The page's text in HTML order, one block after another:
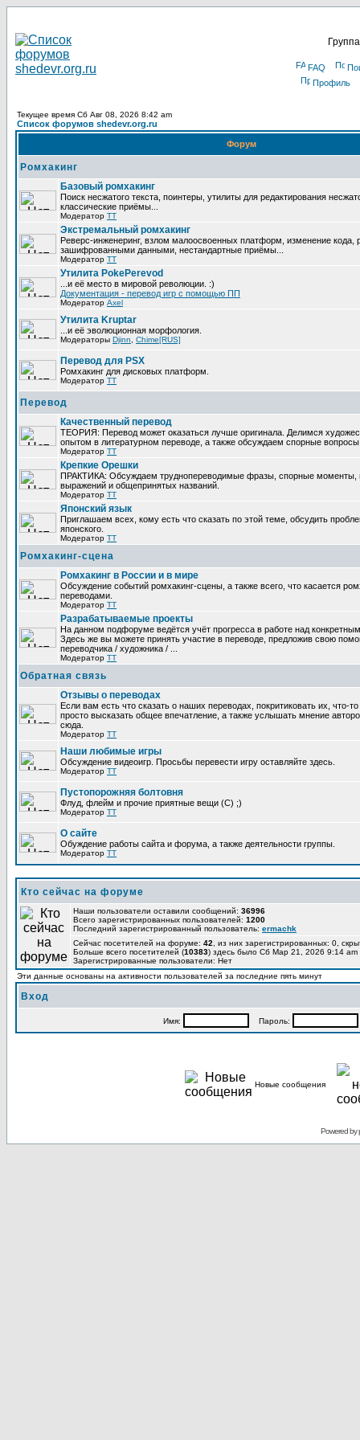
FAQ
Профиль
Текущее время Сб Авг 08, 2026 8:42 am
Список форумов shedevr.org.ru
Форум
Ромхакинг
Базовый ромхакинг
Поиск несжатого текста, поинтеры, утилиты для редактирования
классические приёмы...
Модератор TT
Экстремальный ромхакинг
Реверс-инженеринг, взлом малоосвоенных платформ, изменение кода,
зашифрованными данными, нестандартные приёмы...
Модератор TT
Утилита PokePerevod
...и её место в мировой революции. :)
Документация - перевод игр с помощью ПП
Модератор Axel
Утилита Kruptar
...и её эволюционная морфология.
Модераторы Djinn Chime[RUS]
Перевод для PSX
Ромхакинг для дисковых платформ.
Модератор TT
Перевод
Качественный перевод
ТЕОРИЯ: Перевод может оказаться лучше оригинала. Делимся
опытом в литературном переводе, а также обсуждаем спорные вопросы
Модератор TT
Крепкие Орешки
ПРАКТИКА: Обсуждаем труднопереводимые фразы, спорные моменты,
выражений и общепринятых названий.
Модератор TT
Японский язык
Приглашаем всех, кому есть что сказать по этой теме, обсудить
японского.
Модератор TT
Ромхакинг-сцена
Ромхакинг в России и в мире
Обсуждение событий ромхакинг-сцены, а также всего, что касается
переводами.
Модератор TT
Разрабатываемые проекты
На данном подфоруме ведётся учёт прогресса в работе над
Здесь же вы можете принять участие в переводе, предложив свою
переводчика / художника / ...
Модератор TT
Обратная связь
Отзывы о переводах
Если вам есть что сказать о наших переводах, покритиковать их, что-
просто высказать общее впечатление, а также услышать мнение
сюда.
Модератор TT
Наши любимые игры
Обсуждение видеоигр. Просьбы перевести игру оставляйте здесь.
Модератор TT
Пустопорожняя болтовня
Флуд, флейм и прочие приятные вещи (C) ;)
Модератор TT
О сайте
Обуждение работы сайта и форума, а также деятельности группы.
Модератор TT
Кто сейчас на форуме
Наши пользователи оставили сообщений: 36996
Всего зарегистрированных пользователей: 1200
Последний зарегистрированный пользователь: ermachk
Сейчас посетителей на форуме: 42 , из них зарегистрированных: 0,
Больше всего посетителей (10383) здесь было Сб Мар 21, 2026 9:14 am
Зарегистрированные пользователи: Нет
Эти данные основаны на активности пользователей за последние пять минут
Вход
Имя: Пароль:
Новые сообщения
Powered by